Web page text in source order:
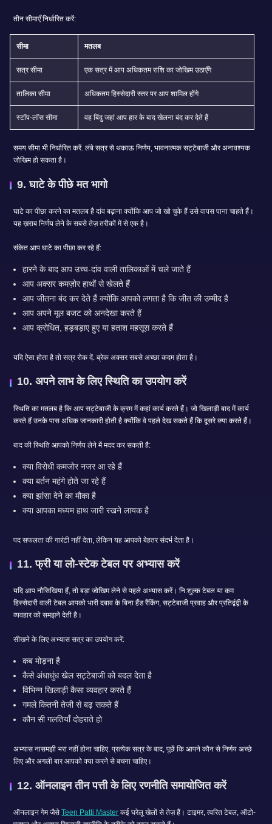
तीन सीमाएँ निर्धारित करें:
सीमा मतलब
सत्र सीमा एक सत्र में आप अधिकतम राशि का जोखिम उठाएँगे
तालिका सीमा अधिकतम हिस्सेदारी स्तर पर आप शामिल होंगे
स्टॉप-लॉस सीमा वह बिंदु जहां आप हार के बाद खेलना बंद कर देते हैं
समय सीमा भी निर्धारित करें. लंबे सत्र से थकाऊ निर्णय, भावनात्मक सट्टेबाजी और अनावश्यक
जोखिम हो सकता है।
9. घाटे के पीछे मत भागो
घाटे का पीछा करने का मतलब है दांव बढ़ाना क्योंकि आप जो खो चुके हैं उसे वापस पाना चाहते हैं।
यह ख़राब निर्णय लेने के सबसे तेज़ तरीकों में से एक है।
संकेत आप घाटे का पीछा कर रहे हैं:
हारने के बाद आप उच्च-दांव वाली तालिकाओं में चले जाते हैं
आप अक्सर कमज़ोर हाथों से खेलते हैं
आप जीतना बंद कर देते हैं क्योंकि आपको लगता है कि जीत की उम्मीद है
आप अपने मूल बजट को अनदेखा करते हैं
आप क्रोधित, हड़बड़ाए हुए या हताश महसूस करते हैं
यदि ऐसा होता है तो सत्र रोक दें. ब्रेक अक्सर सबसे अच्छा कदम होता है।
10. अपने लाभ के लिए स्थिति का उपयोग करें
स्थिति का मतलब है कि आप सट्टेबाजी के क्रम में कहां कार्य करते हैं। जो खिलाड़ी बाद में कार्य
करते हैं उनके पास अधिक जानकारी होती है क्योंकि वे पहले देख सकते हैं कि दूसरे क्या करते हैं।
बाद की स्थिति आपको निर्णय लेने में मदद कर सकती है:
क्या विरोधी कमजोर नजर आ रहे हैं
क्या बर्तन महंगे होते जा रहे हैं
क्या झांसा देने का मौका है
क्या आपका मध्यम हाथ जारी रखने लायक है
पद सफलता की गारंटी नहीं देता, लेकिन यह आपको बेहतर संदर्भ देता है।
11. फ्री या लो-स्टेक टेबल पर अभ्यास करें
यदि आप नौसिखिया हैं, तो बड़ा जोखिम लेने से पहले अभ्यास करें। नि:शुल्क टेबल या कम
हिस्सेदारी वाली टेबल आपको भारी दबाव के बिना हैंड रैंकिंग, सट्टेबाजी प्रवाह और प्रतिद्वंद्वी के
व्यवहार को समझने देती है।
सीखने के लिए अभ्यास सत्र का उपयोग करें:
कब मोड़ना है
कैसे अंधाधुंध खेल सट्टेबाजी को बदल देता है
विभिन्न खिलाड़ी कैसा व्यवहार करते हैं
गमले कितनी तेजी से बढ़ सकते हैं
कौन सी गलतियाँ दोहराते हो
अभ्यास नासमझी भरा नहीं होना चाहिए. प्रत्येक सत्र के बाद, पूछें कि आपने कौन से निर्णय अच्छे
लिए और अगली बार आपको क्या करने से बचना चाहिए।
12. ऑनलाइन तीन पत्ती के लिए रणनीति समायोजित करें
ऑनलाइन गेम जैसेTeen Patti Master कई घरेलू खेलों से तेज़ हैं। टाइमर, त्वरित टेबल, ऑटो-